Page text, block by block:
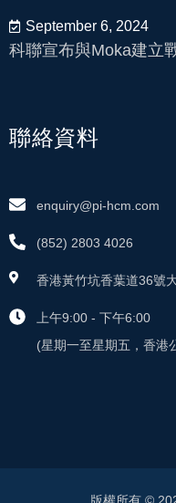
September 6, 2024
科聯宣布與Moka建立
聯絡資料
enquiry@pi-hcm.com
(852) 2803 4026
香港黃竹坑香葉道36號
上午9:00 - 下午6:00
(星期一至星期五，香港
版權所有 ©